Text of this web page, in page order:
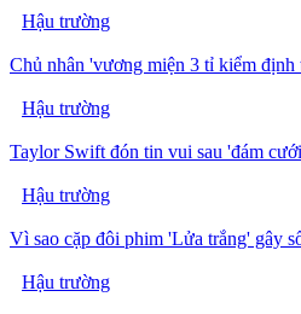
Hậu trường
Chủ nhân 'vương miện 3 tỉ kiểm
Hậu trường
Taylor Swift đón tin vui sau 'đám
Hậu trường
Vì sao cặp đôi phim 'Lửa trắng' gây
Hậu trường